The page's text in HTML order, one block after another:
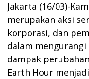
Jakarta (16/03)-
merupakan aksi
korporasi, dan
dalam
dampak
Earth Hour